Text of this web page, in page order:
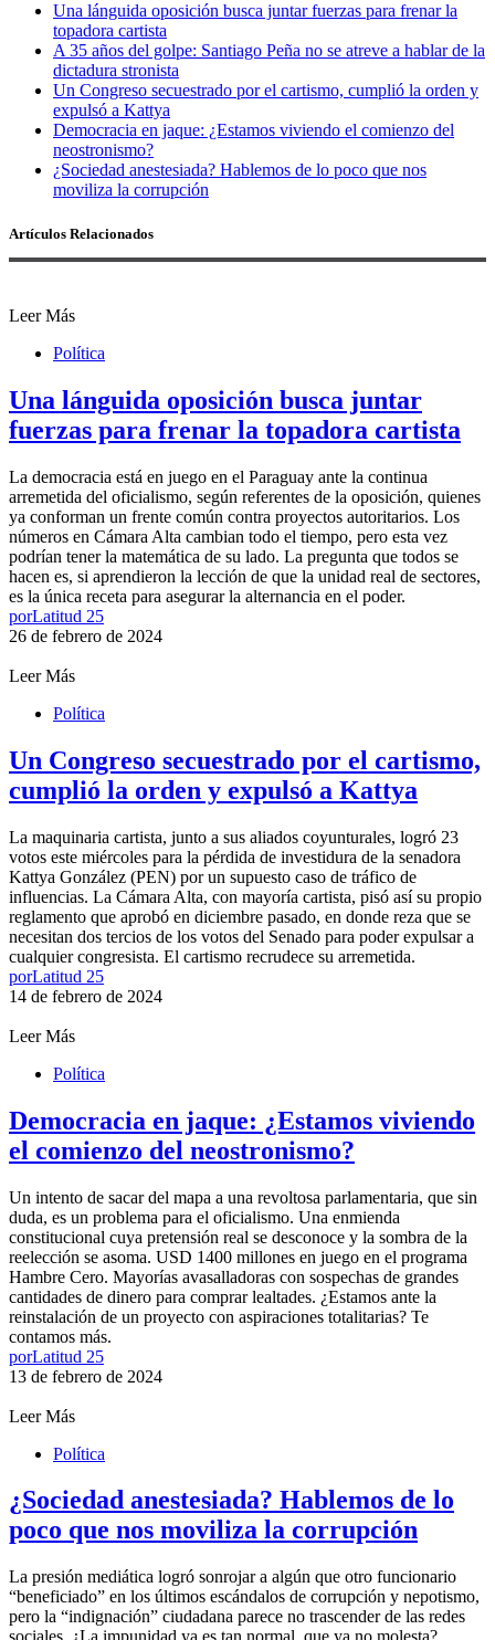
Una lánguida oposición busca juntar fuerzas para frenar la
topadora cartista
A 35 años del golpe: Santiago Peña no se atreve a hablar de la
dictadura stronista
Un Congreso secuestrado por el cartismo, cumplió la orden y
expulsó a Kattya
Democracia en jaque: ¿Estamos viviendo el comienzo del
neostronismo?
¿Sociedad anestesiada? Hablemos de lo poco que nos
moviliza la corrupción
Artículos Relacionados
Leer Más
Política
Una lánguida oposición busca juntar
fuerzas para frenar la topadora cartista
La democracia está en juego en el Paraguay ante la continua
arremetida del oficialismo, según referentes de la oposición, quienes
ya conforman un frente común contra proyectos autoritarios. Los
números en Cámara Alta cambian todo el tiempo, pero esta vez
podrían tener la matemática de su lado. La pregunta que todos se
hacen es, si aprendieron la lección de que la unidad real de sectores,
es la única receta para asegurar la alternancia en el poder.
porLatitud 25
26 de febrero de 2024
Leer Más
Política
Un Congreso secuestrado por el cartismo,
cumplió la orden y expulsó a Kattya
La maquinaria cartista, junto a sus aliados coyunturales, logró 23
votos este miércoles para la pérdida de investidura de la senadora
Kattya González (PEN) por un supuesto caso de tráfico de
influencias. La Cámara Alta, con mayoría cartista, pisó así su propio
reglamento que aprobó en diciembre pasado, en donde reza que se
necesitan dos tercios de los votos del Senado para poder expulsar a
cualquier congresista. El cartismo recrudece su arremetida.
porLatitud 25
14 de febrero de 2024
Leer Más
Política
Democracia en jaque: ¿Estamos viviendo
el comienzo del neostronismo?
Un intento de sacar del mapa a una revoltosa parlamentaria, que sin
duda, es un problema para el oficialismo. Una enmienda
constitucional cuya pretensión real se desconoce y la sombra de la
reelección se asoma. USD 1400 millones en juego en el programa
Hambre Cero. Mayorías avasalladoras con sospechas de grandes
cantidades de dinero para comprar lealtades. ¿Estamos ante la
reinstalación de un proyecto con aspiraciones totalitarias? Te
contamos más.
porLatitud 25
13 de febrero de 2024
Leer Más
Política
¿Sociedad anestesiada? Hablemos de lo
poco que nos moviliza la corrupción
La presión mediática logró sonrojar a algún que otro funcionario
“beneficiado” en los últimos escándalos de corrupción y nepotismo,
pero la “indignación” ciudadana parece no trascender de las redes